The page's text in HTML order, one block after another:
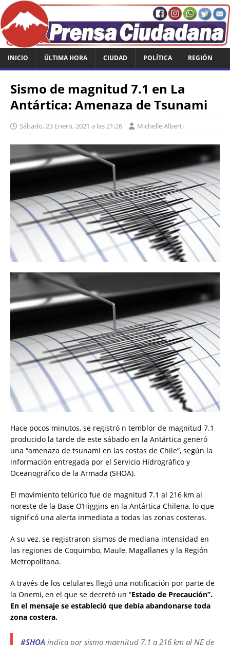
INICIO ÚLTIMA HORA CIUDAD POLÍTICA REGIÓN
Sismo de magnitud 7.1 en La
Antártica: Amenaza de Tsunami
Sábado, 23 Enero, 2021 a las 21:26 Michelle Alberti
Hace pocos minutos, se registró n temblor de magnitud 7.1
producido la tarde de este sábado en la Antártica generó
una “amenaza de tsunami en las costas de Chile”, según la
información entregada por el Servicio Hidrográfico y
Oceanográfico de la Armada (SHOA).
El movimiento telúrico fue de magnitud 7.1 al 216 km al
noreste de la Base O’Higgins en la Antártica Chilena, lo que
significó una alerta inmediata a todas las zonas costeras.
A su vez, se registraron sismos de mediana intensidad en
las regiones de Coquimbo, Maule, Magallanes y la Región
Metropolitana.
A través de los celulares llegó una notificación por parte de
la Onemi, en el que se decretó un “Estado de Precaución”.
En el mensaje se estableció que debía abandonarse toda
zona costera.
#SHOA indica por sismo magnitud 7.1 a 216 km al NE de